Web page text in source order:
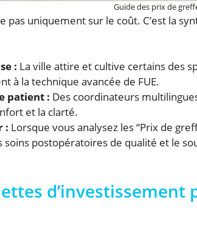
Guide des prix de
pas uniquement sur le coût. C’est la
: La ville attire et cultive certains des
à la technique avancée de FUE.
patient : Des coordinateurs
et la clarté.
: Lorsque vous analysez les “Prix de
soins postopératoires de qualité et le
d’investissement